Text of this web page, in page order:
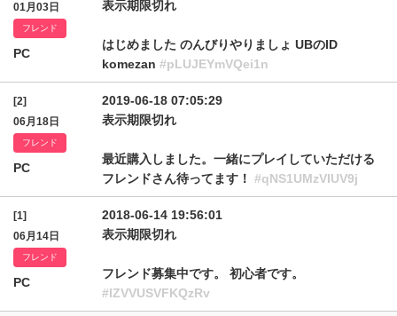
01月03日
フレンド
PC
表示期限切れ
はじめました のんびりやりましょ UBのID
komezan #pLUJEYmVQei1n
[2]
06月18日
フレンド
PC
2019-06-18 07:05:29
表示期限切れ
最近購入しました。一緒にプレイしていただける
フレンドさん待ってます！ #qNS1UMzVIUV9j
[1]
06月14日
フレンド
PC
2018-06-14 19:56:01
表示期限切れ
フレンド募集中です。 初心者です。
#IZVVUSVFKQzRv